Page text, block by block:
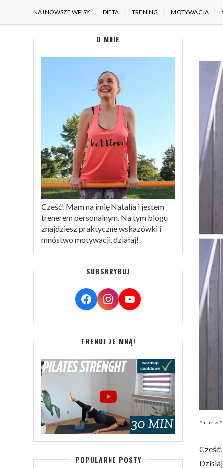
NAJNOWSZE WPISY DIETA TRENING MOTYWACJA
#fitness
Cześć!
O MNIE
Cześć! Mam na imię Natalia i jestem
trenerem personalnym. Na tym blogu
znajdziesz praktyczne wskazówki i
mnóstwo motywacji, działaj!
SUBSKRYBUJ
TRENUJ ZE MNĄ!
POPULARNE POSTY